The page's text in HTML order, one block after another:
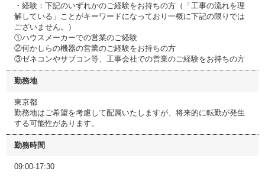
・経験：下記のいずれかのご経験をお持ちの方（「工事の流れを理
解している」ことがキーワードになっており一概に下記の限りでは
ございません。）
①ハウスメーカーでの営業のご経験
②何かしらの機器の営業のご経験をお持ちの方
③ゼネコンやサブコン等、工事会社での営業のご経験をお持ちの方
勤務地
東京都
勤務地はご希望を考慮して配属いたしますが、将来的に転勤が発生
する可能性があります。
勤務時間
09:00-17:30